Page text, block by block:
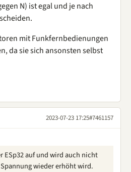
N) ist egal und je nach
mit Funkfernbedienungen
da sie sich ansonsten selbst
2023-07-23 17:25#7461157
ESp32 auf und wird auch nicht
wieder erhöht wird.